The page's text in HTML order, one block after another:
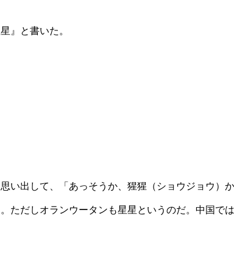
』と書いた。
い出して、「あっそうか、猩猩（ショウジョウ
ただしオランウータンも星星というのだ。中国で